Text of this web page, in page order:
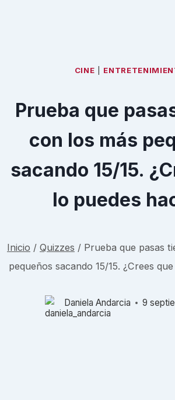
CINE
Prueba que
con los más
sacando 15/15.
lo puedes
Inicio / Quizzes / Prueba que pasas
pequeños sacando 15/15. ¿Crees
Daniela Andarcia 9